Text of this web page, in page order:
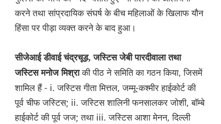
करने तथा सांप्रदायिक संघर्ष के बीच महिलाओं के खिलाफ यौन
हिंसा पर पीड़ा व्यक्त करने के बाद हुआ।
सीजेआई डीवाई चंद्रचूड़, जस्टिस जेबी पारदीवाला तथा
जस्टिस मनोज मिश्राकी पीठ ने समिति का गठन किया, जिसमें
शामिल हैं - i. जस्टिस गीता मित्तल, जम्मू-कश्मीर हाईकोर्ट की
पूर्व चीफ जस्टिस; ii. जस्टिस शालिनी फनसालकर जोशी, बॉम्बे
हाईकोर्ट की पूर्व जज; तथा iii. जस्टिस आशा मेनन, दिल्ली